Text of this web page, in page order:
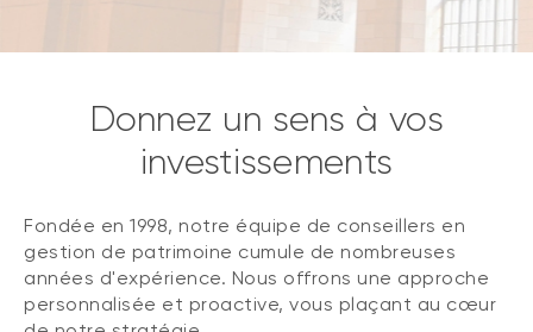
Donnez un sens à vos
investissements
Fondée en 1998, notre équipe de conseillers en
gestion de patrimoine cumule de nombreuses
années d'expérience. Nous offrons une approche
personnalisée et proactive, vous plaçant au cœur